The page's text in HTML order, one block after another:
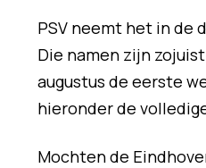
PSV neemt het in de
Die namen zijn
augustus de eerste
hieronder de
Mochten de